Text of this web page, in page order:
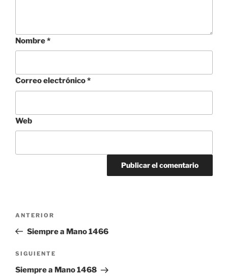
Nombre*
Correo electrónico*
Web
entradas
Entrada
anterior:
ANTERIOR
Siempre a Mano 1466
Siguiente
entrada
SIGUIENTE
Siempre a Mano 1468